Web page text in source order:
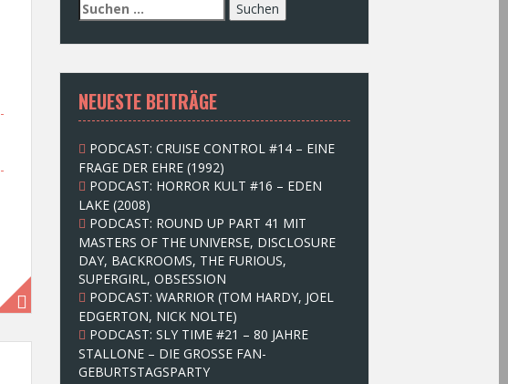
S
u
c
e
n
n
c
h
:
NEUESTE BEITRÄGE
PODCAST: CRUISE CONTROL #14 – EINE
FRAGE DER EHRE (1992)
PODCAST: HORROR KULT #16 – EDEN
LAKE (2008)
PODCAST: ROUND UP PART 41 MIT
MASTERS OF THE UNIVERSE, DISCLOSURE
DAY, BACKROOMS, THE FURIOUS,
SUPERGIRL, OBSESSION
PODCAST: WARRIOR (TOM HARDY, JOEL
EDGERTON, NICK NOLTE)
PODCAST: SLY TIME #21 – 80 JAHRE
STALLONE – DIE GROSSE FAN-
GEBURTSTAGSPARTY